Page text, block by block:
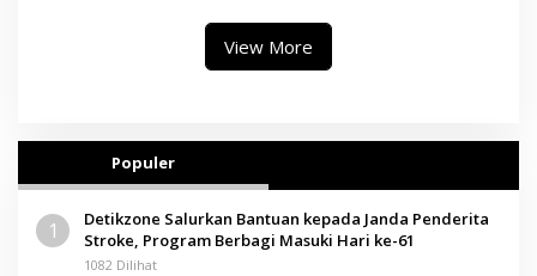
View More
Populer
1
Detikzone Salurkan Bantuan kepada Janda Penderita
Stroke, Program Berbagi Masuki Hari ke-61
1082 Dilihat